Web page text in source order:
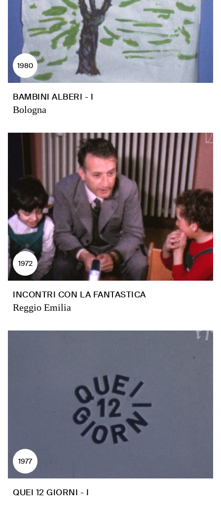
1980
BAMBINI ALBERI - I
Bologna
1972
INCONTRI CON LA FANTASTICA
Reggio Emilia
1977
QUEI 12 GIORNI - I